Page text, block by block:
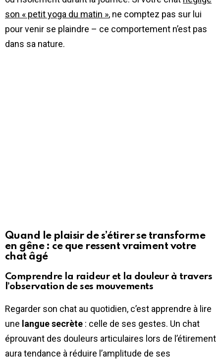
son « petit yoga du matin », ne comptez pas sur lui
pour venir se plaindre – ce comportement n’est pas
dans sa nature.
Quand le plaisir de s’étirer se transforme
en gêne : ce que ressent vraiment votre
chat âgé
Comprendre la raideur et la douleur à travers
l’observation de ses mouvements
Regarder son chat au quotidien, c’est apprendre à lire
une langue secrète : celle de ses gestes. Un chat
éprouvant des douleurs articulaires lors de l’étirement
aura tendance à réduire l’amplitude de ses